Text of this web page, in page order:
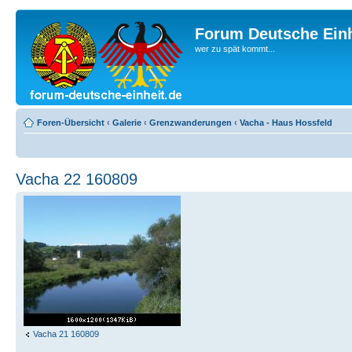
Forum Deutsche
wer zu spät kommt...
Foren-Übersicht ‹ Galerie ‹ Grenzwanderungen ‹ Vacha - Haus Hossfeld
Vacha 22 160809
Vacha 21 160809